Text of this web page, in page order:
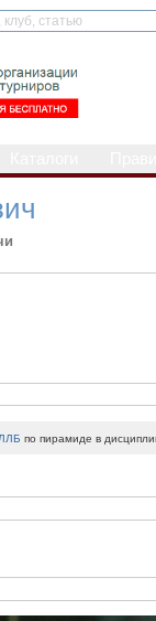
по пирамиде в